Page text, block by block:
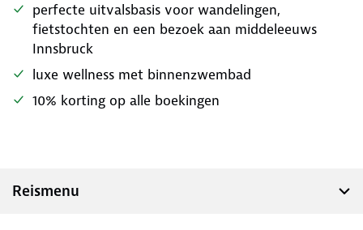
perfecte uitvalsbasis voor wandelingen,
fietstochten en een bezoek aan middeleeuws
Innsbruck
luxe wellness met binnenzwembad
10% korting op alle boekingen
Reismenu